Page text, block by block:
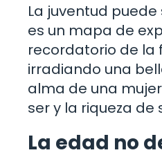
La juventud
es un mapa de
recordatorio de la
irradiando una
alma de una
ser y la riqueza
La edad no